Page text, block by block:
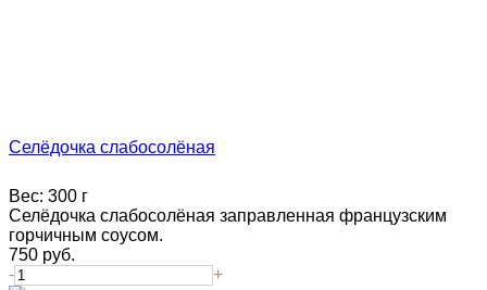
Селёдочка слабосолёная
Вес: 300 г
Селёдочка слабосолёная заправленная французским
горчичным соусом.
750 руб.
-
+